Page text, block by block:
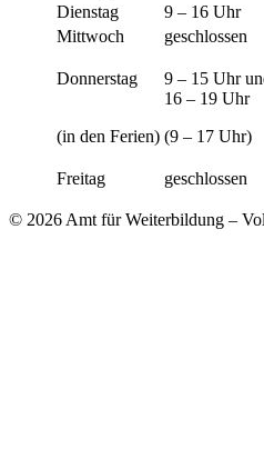
Dienstag
9 – 16 Uhr
Mittwoch
geschlossen
Donnerstag
(in den Ferien)
9 – 15 Uhr
16 – 19 Uhr
(9 – 17 Uhr)
Freitag geschlossen
© 2026 Amt für Weiterbildung –